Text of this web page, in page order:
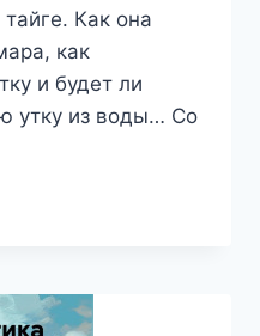
Как она
как
и будет ли
утку из воды… Со